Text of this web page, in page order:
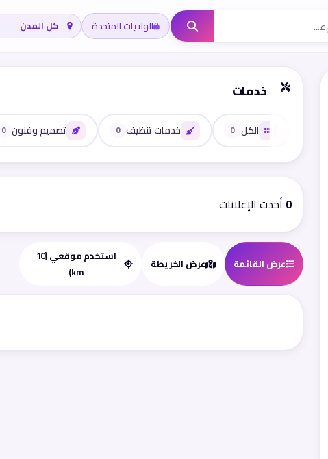
الولايات المتحدة
خدمات
الكل 0 خدمات تنظيف 0 تصميم وفنون 0
0 أحدث الإعلانات
عرض القائمة عرض الخريطة
استخدم موقعي (10
km)